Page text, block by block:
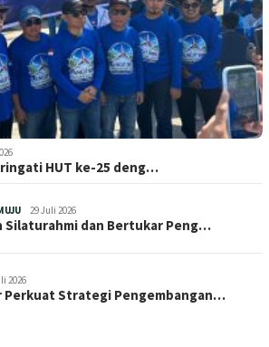
HUT ke-25 deng…
29 Juli 2026
Silaturahmi dan Bertukar Peng…
2026
Perkuat Strategi Pengembangan…